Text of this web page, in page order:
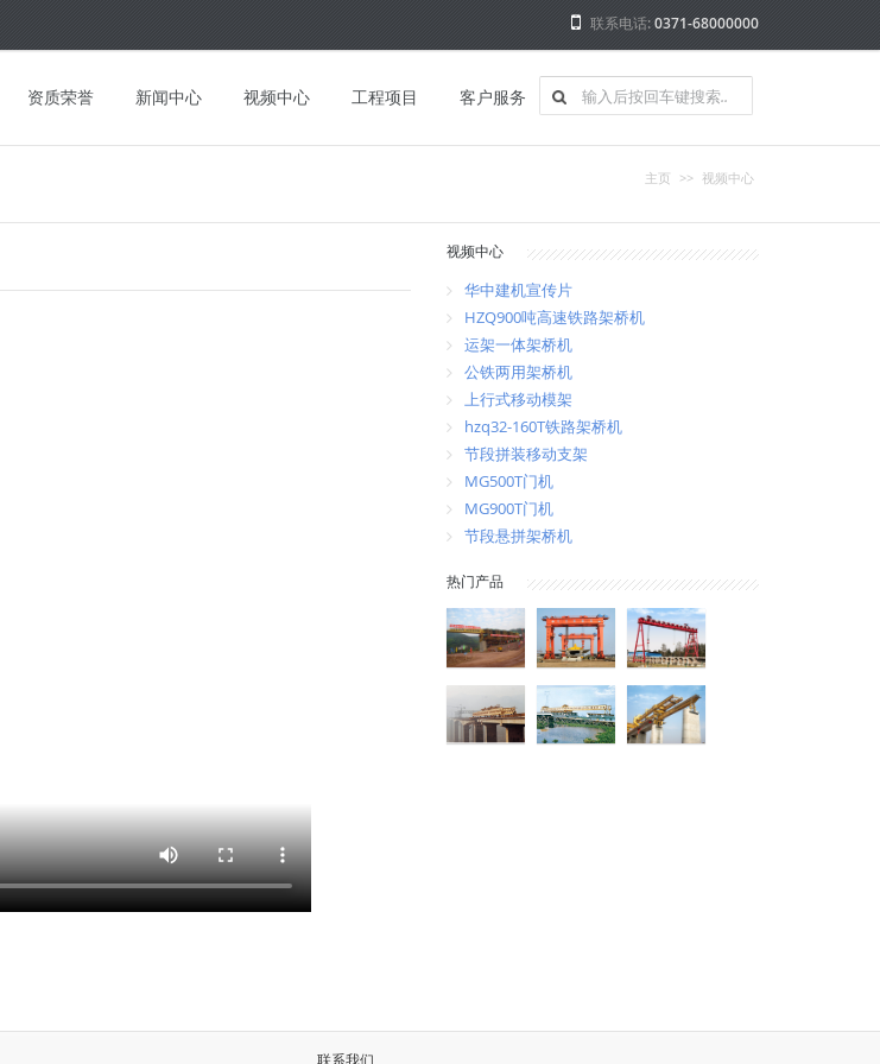
联系电话:0371-68000000
资质荣誉 新闻中心 视频中心 工程项目 客户服务
主页 >> 视频中心
视频中心
华中建机宣传片
HZQ900吨高速铁路架桥机
运架一体架桥机
公铁两用架桥机
上行式移动模架
hzq32-160T铁路架桥机
节段拼装移动支架
MG500T门机
MG900T门机
节段悬拼架桥机
热门产品